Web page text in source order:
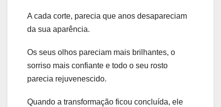
A cada corte, parecia que anos desapareciam
da sua aparência.
Os seus olhos pareciam mais brilhantes, o
sorriso mais confiante e todo o seu rosto
parecia rejuvenescido.
Quando a transformação ficou concluída, ele